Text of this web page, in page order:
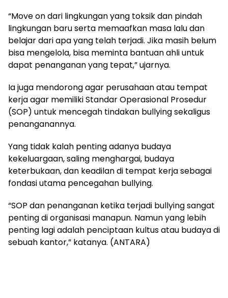
“Move on dari lingkungan yang toksik dan pindah
lingkungan baru serta memaafkan masa lalu dan
belajar dari apa yang telah terjadi. Jika masih belum
bisa mengelola, bisa meminta bantuan ahli untuk
dapat penanganan yang tepat,” ujarnya.
Ia juga mendorong agar perusahaan atau tempat
kerja agar memiliki Standar Operasional Prosedur
(SOP) untuk mencegah tindakan bullying sekaligus
penanganannya.
Yang tidak kalah penting adanya budaya
kekeluargaan, saling menghargai, budaya
keterbukaan, dan keadilan di tempat kerja sebagai
fondasi utama pencegahan bullying.
“SOP dan penanganan ketika terjadi bullying sangat
penting di organisasi manapun. Namun yang lebih
penting lagi adalah penciptaan kultus atau budaya di
sebuah kantor,” katanya. (ANTARA)